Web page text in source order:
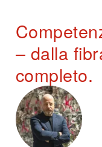
– dalla
completo.